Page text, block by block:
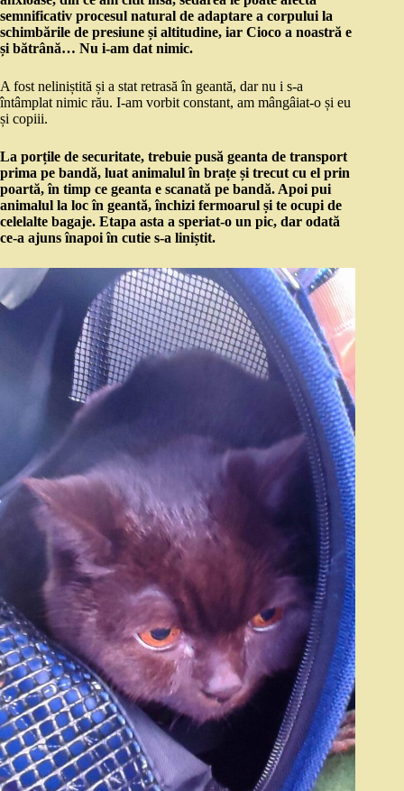
semnificativ procesul natural de adaptare a corpului la
schimbările de presiune și altitudine, iar Cioco a noastră e
și bătrână… Nu i-am dat nimic.
A fost neliniștită și a stat retrasă în geantă, dar nu i s-a
întâmplat nimic rău. I-am vorbit constant, am mângâiat-o și eu
și copiii.
La porțile de securitate, trebuie pusă geanta de transport
prima pe bandă, luat animalul în brațe și trecut cu el prin
poartă, în timp ce geanta e scanată pe bandă. Apoi pui
animalul la loc în geantă, închizi fermoarul și te ocupi de
celelalte bagaje. Etapa asta a speriat-o un pic, dar odată
ce-a ajuns înapoi în cutie s-a liniștit.